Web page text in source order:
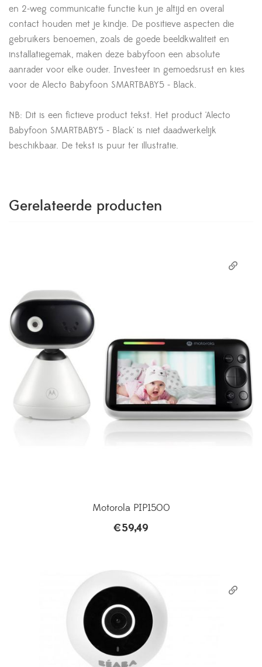
en 2-weg communicatie functie kun je altijd en overal
contact houden met je kindje. De positieve aspecten die
gebruikers benoemen, zoals de goede beeldkwaliteit en
installatiegemak, maken deze babyfoon een absolute
aanrader voor elke ouder. Investeer in gemoedsrust en kies
voor de Alecto Babyfoon SMARTBABY5 - Black.
NB: Dit is een fictieve product tekst. Het product 'Alecto
Babyfoon SMARTBABY5 - Black' is niet daadwerkelijk
beschikbaar. De tekst is puur ter illustratie.
Gerelateerde producten
Motorola PIP1500
€59,49